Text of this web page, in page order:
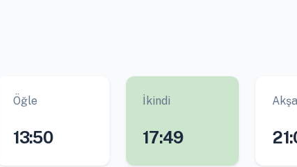
Öğle
13:50
İkindi
17:49